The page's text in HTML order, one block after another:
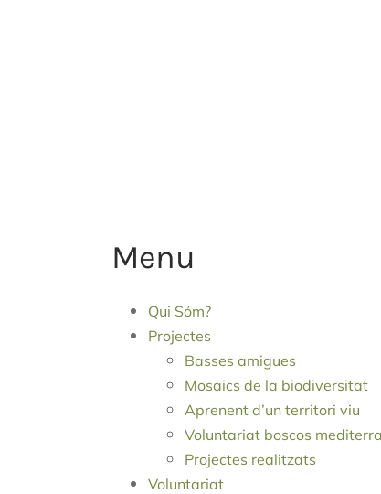
Menu
Qui Sóm?
Projectes
Basses amigues
Mosaics de la biodiversitat
Aprenent d’un territori viu
Voluntariat boscos
Projectes realitzats
Voluntariat